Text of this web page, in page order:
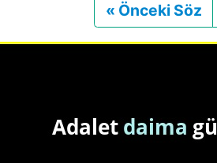
« Önceki Söz